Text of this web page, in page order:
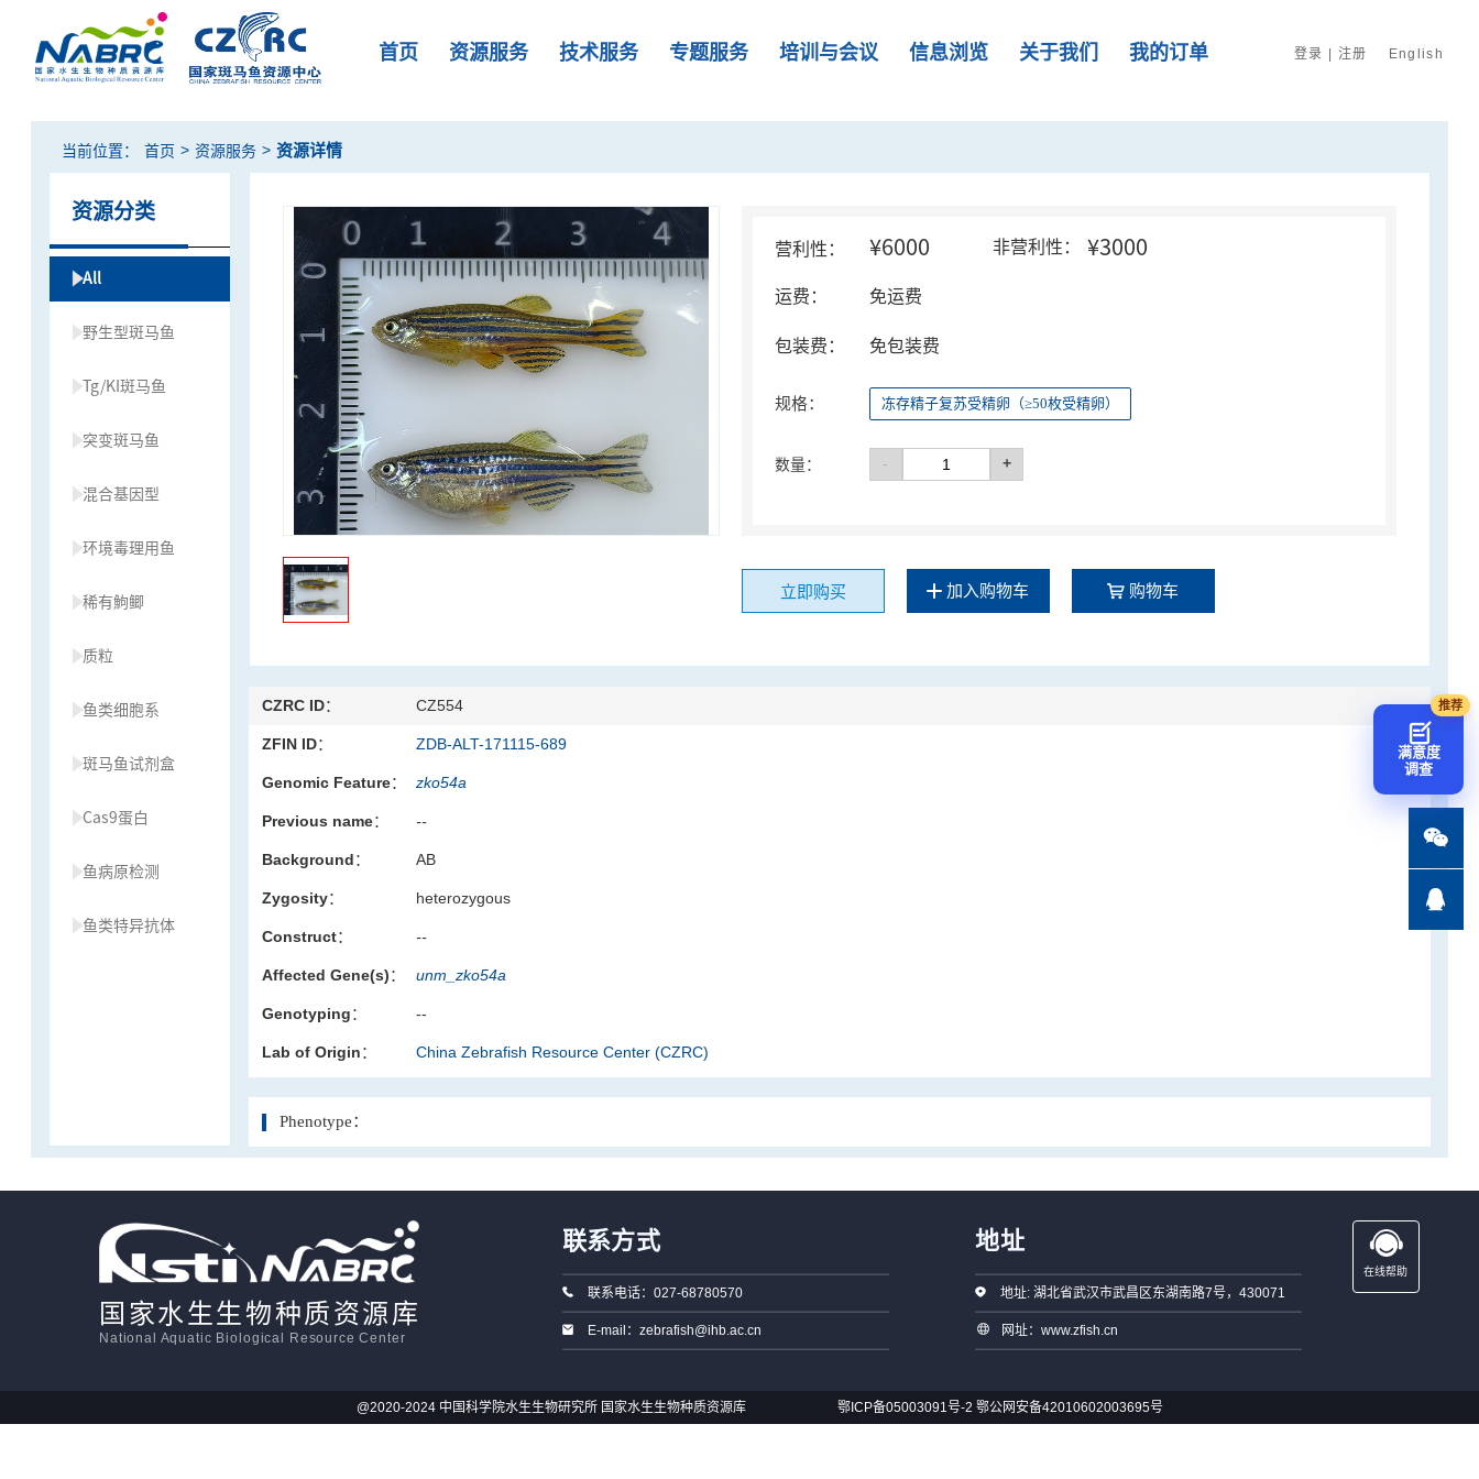
首页 资源服务 技术服务 专题服务 培训与会议 信息浏览 关于我们 我的订单 登录 | 注册 English
当前位置： 首页 > 资源服务 > 资源详情
资源分类
All
野生型斑马鱼
Tg/KI斑马鱼
突变斑马鱼
混合基因型
环境毒理用鱼
稀有鮈鲫
质粒
鱼类细胞系
斑马鱼试剂盒
Cas9蛋白
鱼病原检测
鱼类特异抗体
营利性： ¥6000 非营利性： ¥3000
运费： 免运费
包装费： 免包装费
规格： 冻存精子复苏受精卵（≥50枚受精卵）
数量： - +
立即购买 加入购物车 购物车
CZRC ID： CZ554
ZFIN ID： ZDB-ALT-171115-689
Genomic Feature： zko54a
Previous name： --
Background： AB
Zygosity： heterozygous
Construct： --
Affected Gene(s)： unm_zko54a
Genotyping： --
Lab of Origin： China Zebrafish Resource Center (CZRC)
Phenotype：
国家水生生物种质资源库
National Aquatic Biological Resource Center
联系方式
联系电话：027-68780570
E-mail：zebrafish@ihb.ac.cn
地址
地址: 湖北省武汉市武昌区东湖南路7号，430071
网址：www.zfish.cn
在线帮助
@2020-2024 中国科学院水生生物研究所 国家水生生物种质资源库 鄂ICP备05003091号-2 鄂公网安备42010602003695号
满意度
调查

